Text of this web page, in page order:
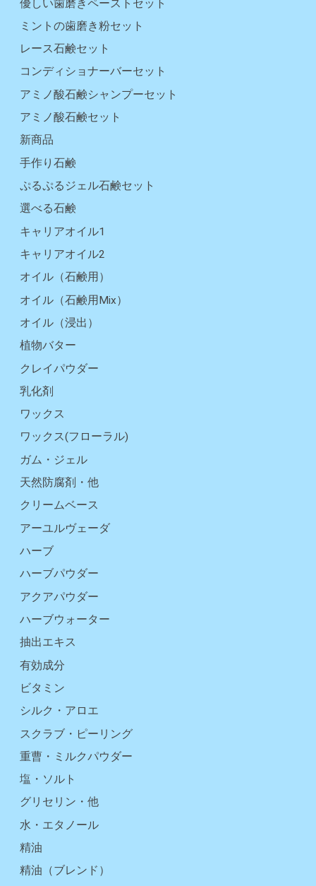
優しい歯磨きペーストセット
ミントの歯磨き粉セット
レース石鹸セット
コンディショナーバーセット
アミノ酸石鹸シャンプーセット
アミノ酸石鹸セット
新商品
手作り石鹸
ぷるぷるジェル石鹸セット
選べる石鹸
キャリアオイル1
キャリアオイル2
オイル（石鹸用）
オイル（石鹸用Mix）
オイル（浸出）
植物バター
クレイパウダー
乳化剤
ワックス
ワックス(フローラル)
ガム・ジェル
天然防腐剤・他
クリームベース
アーユルヴェーダ
ハーブ
ハーブパウダー
アクアパウダー
ハーブウォーター
抽出エキス
有効成分
ビタミン
シルク・アロエ
スクラブ・ピーリング
重曹・ミルクパウダー
塩・ソルト
グリセリン・他
水・エタノール
精油
精油（ブレンド）